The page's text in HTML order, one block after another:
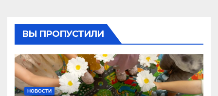
ВЫ ПРОПУСТИЛИ
НОВОСТИ